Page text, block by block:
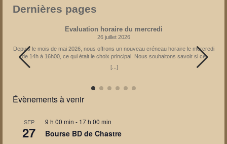
Dernières pages
Evaluation horaire du mercredi
26 juillet 2026
Depuis le mois de mai 2026, nous offrons un nouveau créneau horaire le mercredi
de 14h à 16h00, ce qui était le choix principal. Nous souhaitons savoir si ce
créneau reste le meilleur pour vous. En fonction des réponses obtenues, l’horaire
pourrait être adapté à partir de janvier 2027. Il vous est donc possible d’exprimer
[...]
Évènements à venir
SEP
27
9 h 00 min - 17 h 00 min
Bourse BD de Chastre